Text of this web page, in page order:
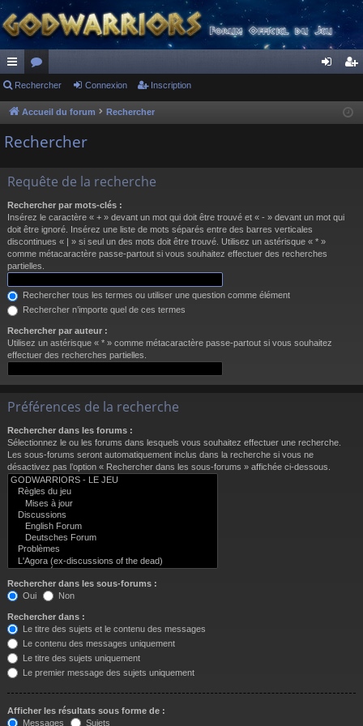
ac
co
ur
s
or
u
m
cri
Rechercher Connexion Inscription
Accueil du forum Rechercher
Rechercher
Requête de la recherche
Rechercher par mots-clés :
Insérez le caractère « + » devant un mot qui doit être trouvé et « - » devant un mot qui
doit être ignoré. Insérez une liste de mots séparés entre des barres verticales
discontinues « | » si seul un des mots doit être trouvé. Utilisez un astérisque « * »
comme métacaractère passe-partout si vous souhaitez effectuer des recherches
partielles.
Rechercher tous les termes ou utiliser une question comme élément
Rechercher n’importe quel de ces termes
Rechercher par auteur :
Utilisez un astérisque « * » comme métacaractère passe-partout si vous souhaitez
effectuer des recherches partielles.
Préférences de la recherche
Rechercher dans les forums :
Sélectionnez le ou les forums dans lesquels vous souhaitez effectuer une recherche.
Les sous-forums seront automatiquement inclus dans la recherche si vous ne
désactivez pas l’option « Rechercher dans les sous-forums » affichée ci-dessous.
Rechercher dans les sous-forums :
Oui
Non
Rechercher dans :
Le titre des sujets et le contenu des messages
Le contenu des messages uniquement
Le titre des sujets uniquement
Le premier message des sujets uniquement
Afficher les résultats sous forme de :
Messages
Sujets